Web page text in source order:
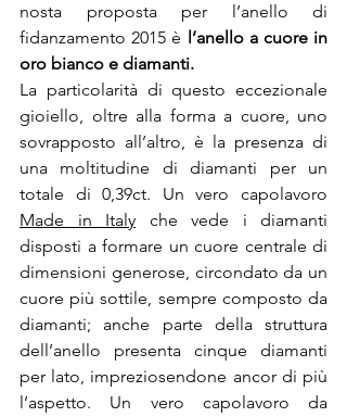
nosta proposta per l’anello di
fidanzamento 2015 è l’anello a cuore in
oro bianco e diamanti.
La particolarità di questo eccezionale
gioiello, oltre alla forma a cuore, uno
sovrapposto all’altro, è la presenza di
una moltitudine di diamanti per un
Made in Italy che vede i diamanti
disposti a formare un cuore centrale di
dimensioni generose, circondato da un
cuore più sottile, sempre composto da
diamanti; anche parte della struttura
dell’anello presenta cinque diamanti
per lato, impreziosendone ancor di più
l’aspetto. Un vero capolavoro da